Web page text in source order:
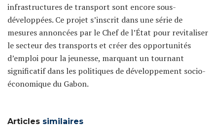
infrastructures de transport sont encore sous-
développées. Ce projet s’inscrit dans une série de
mesures annoncées par le Chef de l’État pour revitaliser
le secteur des transports et créer des opportunités
d’emploi pour la jeunesse, marquant un tournant
significatif dans les politiques de développement socio-
économique du Gabon.
Articles similaires